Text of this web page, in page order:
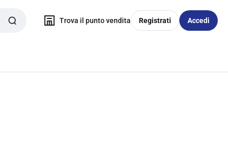
Trova il punto vendita Registrati Accedi